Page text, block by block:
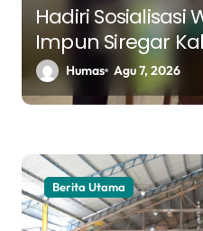
Hadiri Sosialisasi
Impun Siregar
Medan Dorong
Edukasi Halal
Humas Agu 7, 2026
Berita Utama